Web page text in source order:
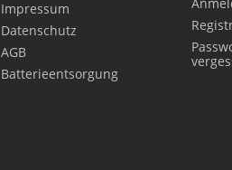
Impressum
Datenschutz
AGB
Batterieentsorgung